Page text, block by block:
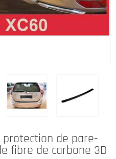
protection de pare-
fibre de carbone 3D